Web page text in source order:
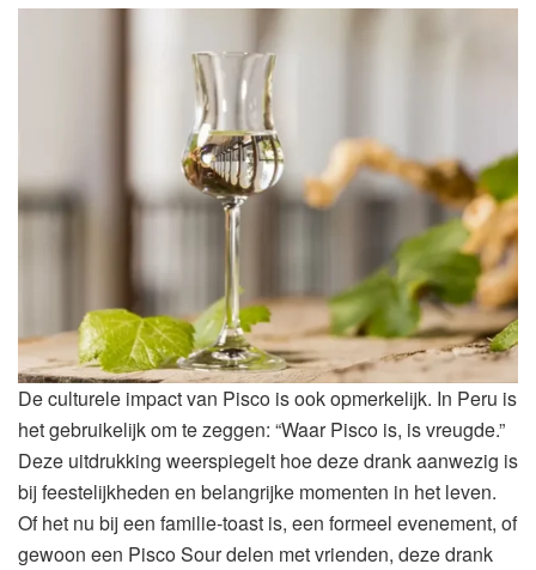
De culturele impact van Pisco is ook opmerkelijk. In Peru is
het gebruikelijk om te zeggen: “Waar Pisco is, is vreugde.”
Deze uitdrukking weerspiegelt hoe deze drank aanwezig is
bij feestelijkheden en belangrijke momenten in het leven.
Of het nu bij een familie-toast is, een formeel evenement, of
gewoon een Pisco Sour delen met vrienden, deze drank